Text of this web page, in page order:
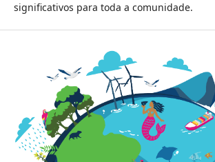
significativos para toda a comunidade.